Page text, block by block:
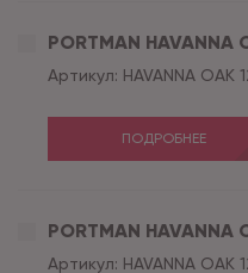
PORTMAN HAVANNA
Артикул: HAVANNA OAK
ПОДРОБНЕЕ
PORTMAN
Артикул: HAVANNA OAK